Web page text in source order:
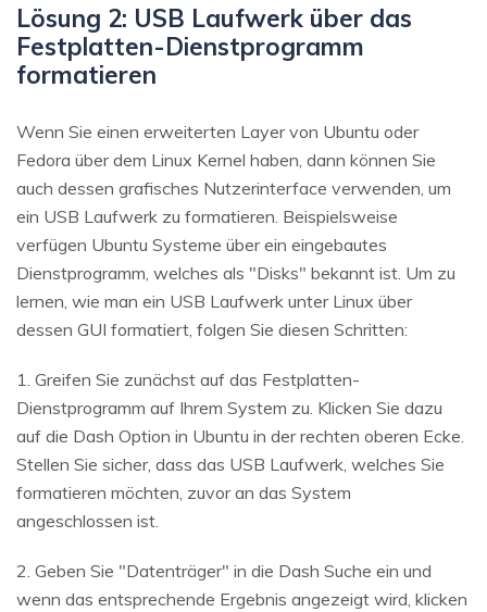
Lösung 2: USB Laufwerk über das
Festplatten-Dienstprogramm
formatieren
Wenn Sie einen erweiterten Layer von Ubuntu oder
Fedora über dem Linux Kernel haben, dann können Sie
auch dessen grafisches Nutzerinterface verwenden, um
ein USB Laufwerk zu formatieren. Beispielsweise
verfügen Ubuntu Systeme über ein eingebautes
Dienstprogramm, welches als "Disks" bekannt ist. Um zu
lernen, wie man ein USB Laufwerk unter Linux über
dessen GUI formatiert, folgen Sie diesen Schritten:
1. Greifen Sie zunächst auf das Festplatten-
Dienstprogramm auf Ihrem System zu. Klicken Sie dazu
auf die Dash Option in Ubuntu in der rechten oberen Ecke.
Stellen Sie sicher, dass das USB Laufwerk, welches Sie
formatieren möchten, zuvor an das System
angeschlossen ist.
2. Geben Sie "Datenträger" in die Dash Suche ein und
wenn das entsprechende Ergebnis angezeigt wird, klicken